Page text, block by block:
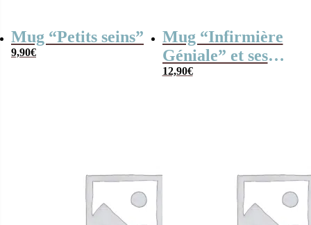
Mug “Petits seins”
9,90€
Mug “Infirmière
Géniale” et ses
guimauves coeurs
12,90€